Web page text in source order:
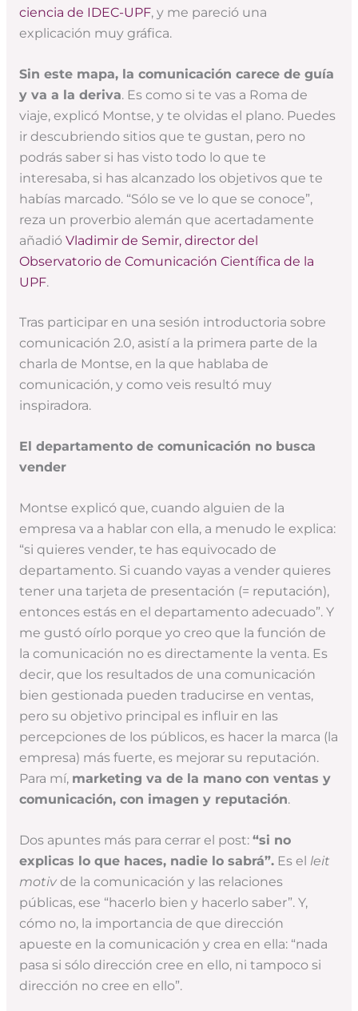
ciencia de IDEC-UPF, y me pareció una
explicación muy gráfica.
Sin este mapa, la comunicación carece de guía
y va a la deriva. Es como si te vas a Roma de
viaje, explicó Montse, y te olvidas el plano. Puedes
ir descubriendo sitios que te gustan, pero no
podrás saber si has visto todo lo que te
interesaba, si has alcanzado los objetivos que te
habías marcado. “Sólo se ve lo que se conoce”,
reza un proverbio alemán que acertadamente
añadió Vladimir de Semir, director del
Observatorio de Comunicación Científica de la
UPF.
Tras participar en una sesión introductoria sobre
comunicación 2.0, asistí a la primera parte de la
charla de Montse, en la que hablaba de
comunicación, y como veis resultó muy
inspiradora.
El departamento de comunicación no busca
vender
Montse explicó que, cuando alguien de la
empresa va a hablar con ella, a menudo le explica:
“si quieres vender, te has equivocado de
departamento. Si cuando vayas a vender quieres
tener una tarjeta de presentación (= reputación),
entonces estás en el departamento adecuado”. Y
me gustó oírlo porque yo creo que la función de
la comunicación no es directamente la venta. Es
decir, que los resultados de una comunicación
bien gestionada pueden traducirse en ventas,
pero su objetivo principal es influir en las
percepciones de los públicos, es hacer la marca (la
empresa) más fuerte, es mejorar su reputación.
Para mí, marketing va de la mano con ventas y
comunicación, con imagen y reputación.
Dos apuntes más para cerrar el post: “si no
explicas lo que haces, nadie lo sabrá”.Es el leit
motivde la comunicación y las relaciones
públicas, ese “hacerlo bien y hacerlo saber”. Y,
cómo no, la importancia de que dirección
apueste en la comunicación y crea en ella: “nada
pasa si sólo dirección cree en ello, ni tampoco si
dirección no cree en ello”.